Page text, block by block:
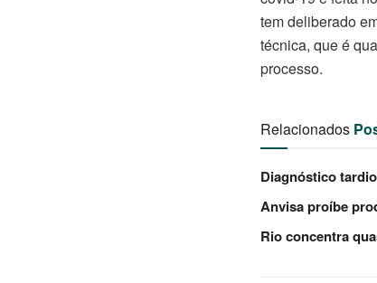
tem deliberado
técnica, que é
processo.
Relacionados
Diagnóstico
Anvisa proíbe
Rio concentra